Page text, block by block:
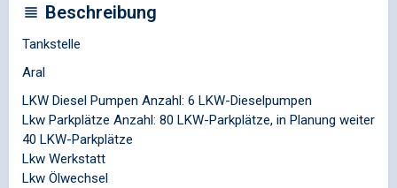
Beschreibung
Tankstelle
Aral
LKW Diesel Pumpen Anzahl: 6 LKW-Dieselpumpen
Lkw Parkplätze Anzahl: 80 LKW-Parkplätze, in Planung weiter
40 LKW-Parkplätze
Lkw Werkstatt
Lkw Ölwechsel